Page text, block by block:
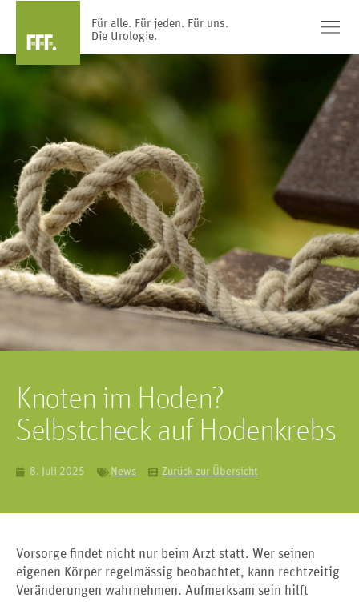
Für alle. Für jeden. Für uns.
Die Urologie.
Knoten im Hoden?
Selbstcheck auf Hodenkrebs
8. Juli 2025 News Zurück zur Übersicht
Vorsorge findet nicht nur beim Arzt statt. Wer seinen
eigenen Körper regelmässig beobachtet, kann rechtzeitig
Veränderungen wahrnehmen. Aufmerksam sein hilft